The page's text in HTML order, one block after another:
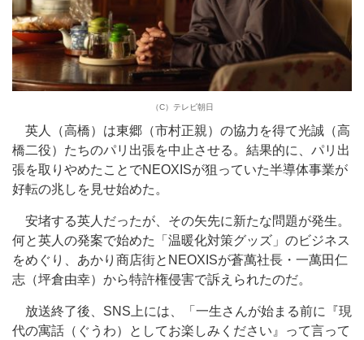
（C）テレビ朝日
英人（高橋）は東郷（市村正親）の協力を得て光誠（高
橋二役）たちのパリ出張を中止させる。結果的に、パリ出
張を取りやめたことでNEOXISが狙っていた半導体事業が
好転の兆しを見せ始めた。
安堵する英人だったが、その矢先に新たな問題が発生。
何と英人の発案で始めた「温暖化対策グッズ」のビジネス
をめぐり、あかり商店街とNEOXISが蒼萬社長・一萬田仁
志（坪倉由幸）から特許権侵害で訴えられたのだ。
放送終了後、SNS上には、「一生さんが始まる前に『現
代の寓話（ぐうわ）としてお楽しみください』って言って